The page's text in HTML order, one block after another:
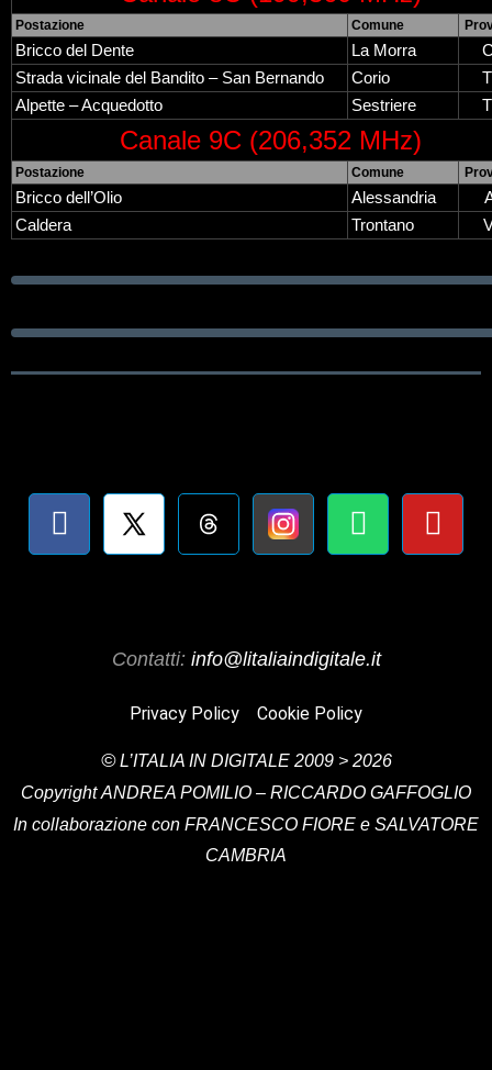
Postazione Comune
Bricco del Dente La Morra
Strada vicinale del Bandito – San Bernando
Corio
Alpette – Acquedotto
Sestriere
Canale 9C (206,352 MHz)
Postazione Comune
Bricco dell’Olio Alessandria
Caldera
Trontano
Contatti: info@litaliaindigitale.it
Privacy Policy Cookie Policy
© L’ITALIA IN DIGITALE2009 > 2026
CopyrightANDREA POMILIO – RICCARDO GAFFOGLIO
In collaborazione con FRANCESCO FIORE e SALVATORE
CAMBRIA